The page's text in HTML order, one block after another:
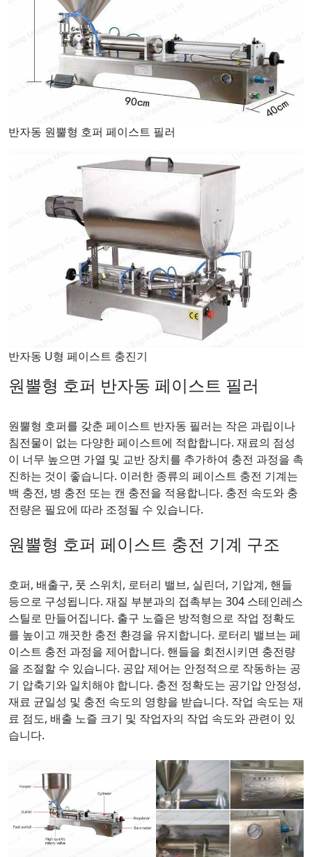
반자동 원뿔형 호퍼 페이스트 필러
반자동 U형 페이스트 충진기
원뿔형 호퍼 반자동 페이스트 필러
원뿔형 호퍼를 갖춘 페이스트 반자동 필러는 작은 과립이나
침전물이 없는 다양한 페이스트에 적합합니다. 재료의 점성
이 너무 높으면 가열 및 교반 장치를 추가하여 충전 과정을 촉
진하는 것이 좋습니다. 이러한 종류의 페이스트 충전 기계는
백 충전, 병 충전 또는 캔 충전을 적용합니다. 충전 속도와 충
전량은 필요에 따라 조정될 수 있습니다.
원뿔형 호퍼 페이스트 충전 기계 구조
호퍼, 배출구, 풋 스위치, 로터리 밸브, 실린더, 기압계, 핸들
등으로 구성됩니다. 재질 부분과의 접촉부는 304 스테인레스
스틸로 만들어집니다. 출구 노즐은 방적형으로 작업 정확도
를 높이고 깨끗한 충전 환경을 유지합니다. 로터리 밸브는 페
이스트 충전 과정을 제어합니다. 핸들을 회전시키면 충전량
을 조절할 수 있습니다. 공압 제어는 안정적으로 작동하는 공
기 압축기와 일치해야 합니다. 충전 정확도는 공기압 안정성,
재료 균일성 및 충전 속도의 영향을 받습니다. 작업 속도는 재
료 점도, 배출 노즐 크기 및 작업자의 작업 속도와 관련이 있
습니다.